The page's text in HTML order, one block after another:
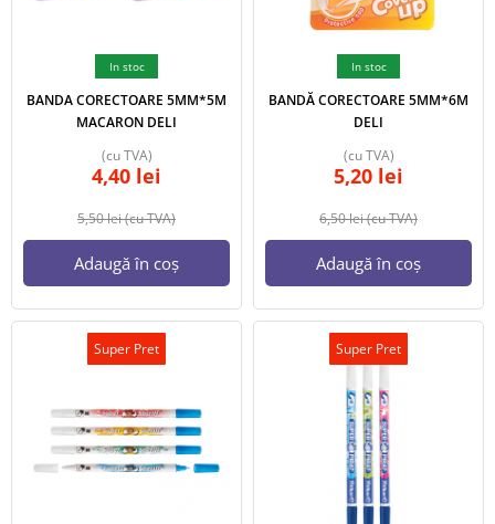
In stoc
BANDA CORECTOARE 5MM*5M
MACARON DELI
5,50lei(cu TVA)
4,40 lei
(cu TVA)
Adaugă în coș
In stoc
BANDĂ CORECTOARE 5MM*6M
DELI
6,50lei(cu TVA)
5,20 lei
(cu TVA)
Adaugă în coș
Super Pret Super Pret